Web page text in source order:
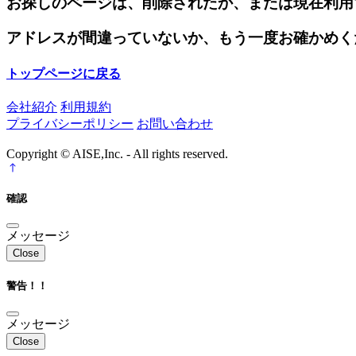
アドレスが間違っていないか、もう一度お確かめ
トップページに戻る
会社紹介 利用規約
プライバシーポリシー お問い合わせ
Copyright © AISE,Inc. - All rights reserved.
確認
メッセージ
Close
警告！！
メッセージ
Close